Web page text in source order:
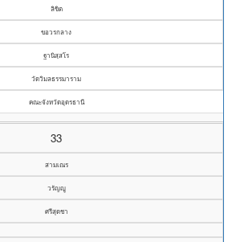
ลิขิต
ขอวรกลาง
ฐานิสฺสโร
วัดวิมลธรรมาราม
คณะจังหวัดอุดรธานี
33
สามเณร
วรัญญู
ศรีสุดชา